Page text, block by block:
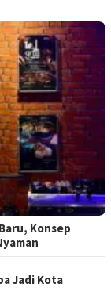
Konsep
Jadi Kota